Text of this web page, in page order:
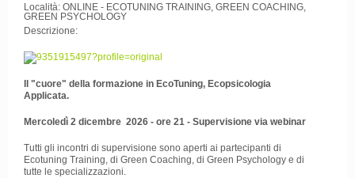
Località: ONLINE - ECOTUNING TRAINING, GREEN COACHING,
GREEN PSYCHOLOGY
Descrizione:
Il "cuore" della formazione in EcoTuning, Ecopsicologia
Applicata.
Mercoledì 2 dicembre 2026 - ore 21 - Supervisione via webinar
Tutti gli incontri di supervisione sono aperti ai partecipanti di
Ecotuning Training, di Green Coaching, di Green Psychology e di
tutte le specializzazioni.